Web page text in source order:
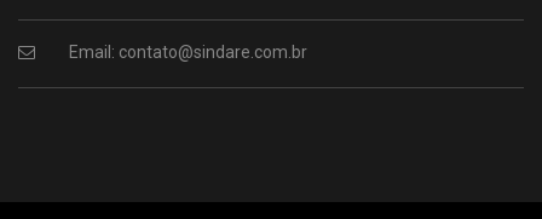
Email: contato@sindare.com.br